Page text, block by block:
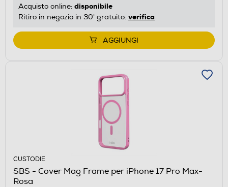
Acquisto online: disponibile
Ritiro in negozio in 30' gratuito: verifica
AGGIUNGI
CUSTODIE
SBS - Cover Mag Frame per iPhone 17 Pro Max-
Rosa